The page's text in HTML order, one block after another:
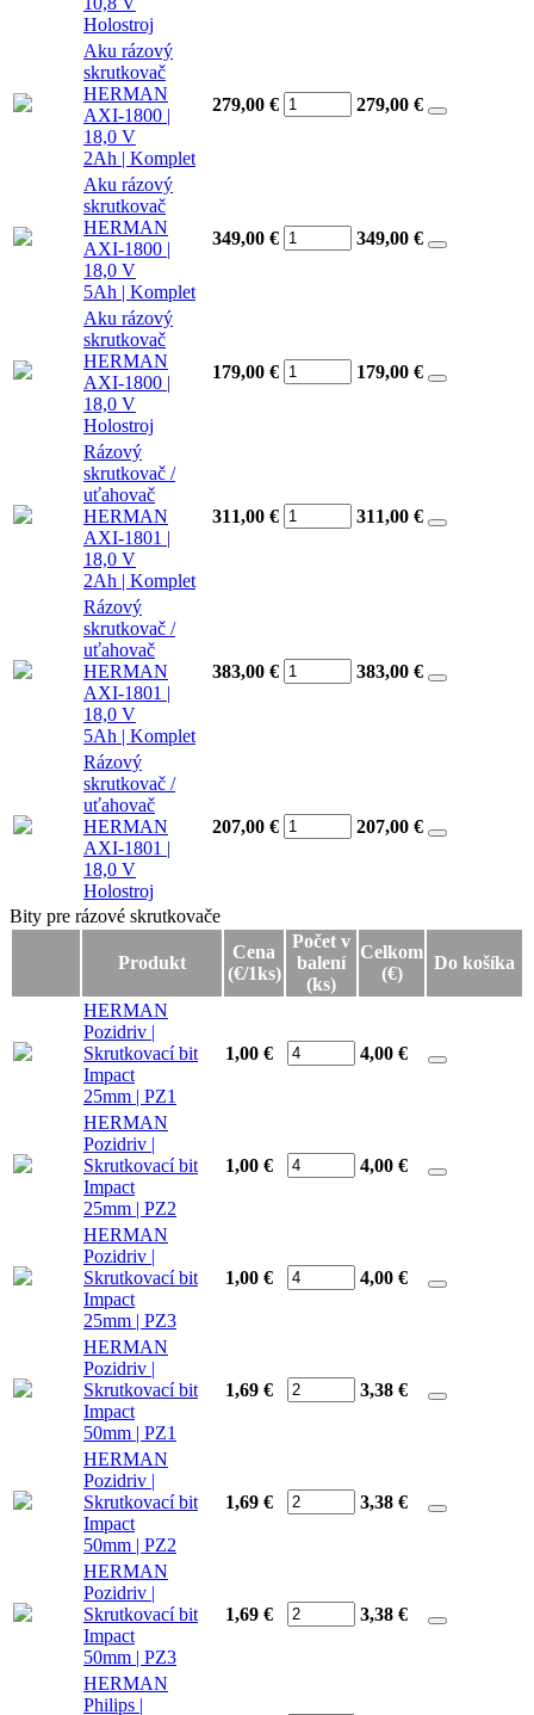
Holostroj
Aku rázový
skrutkovač
HERMAN
AXI-1800 |
18,0 V
2Ah | Komplet
279,00 € 279,00 €
Aku rázový
skrutkovač
HERMAN
AXI-1800 |
18,0 V
5Ah | Komplet
349,00 € 349,00 €
Aku rázový
skrutkovač
HERMAN
AXI-1800 |
18,0 V
Holostroj
179,00 € 179,00 €
Rázový
skrutkovač /
uťahovač
HERMAN
AXI-1801 |
18,0 V
2Ah | Komplet
311,00 € 311,00 €
Rázový
skrutkovač /
uťahovač
HERMAN
AXI-1801 |
18,0 V
5Ah | Komplet
383,00 € 383,00 €
Rázový
skrutkovač /
uťahovač
HERMAN
AXI-1801 |
18,0 V
Holostroj
207,00 € 207,00 €
Bity pre rázové skrutkovače
Bity pre rázové skrutkovače
Produkt
Cena
(€/1ks)
Počet v
balení
(ks)
Celkom
(€)
Do košíka
HERMAN
Pozidriv |
Skrutkovací bit
Impact
25mm | PZ1
1,00 € 4,00 €
HERMAN
Pozidriv |
Skrutkovací bit
Impact
25mm | PZ2
1,00 € 4,00 €
HERMAN
Pozidriv |
Skrutkovací bit
Impact
25mm | PZ3
1,00 € 4,00 €
HERMAN
Pozidriv |
Skrutkovací bit
Impact
50mm | PZ1
1,69 € 3,38 €
HERMAN
Pozidriv |
Skrutkovací bit
Impact
50mm | PZ2
1,69 € 3,38 €
HERMAN
Pozidriv |
Skrutkovací bit
Impact
50mm | PZ3
1,69 € 3,38 €
HERMAN
Philips |